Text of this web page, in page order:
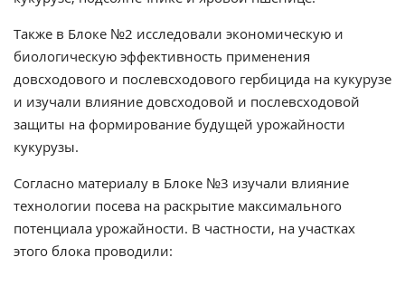
Также в Блоке №2 исследовали экономическую и
биологическую эффективность применения
довсходового и послевсходового гербицида на кукурузе
и изучали влияние довсходовой и послевсходовой
защиты на формирование будущей урожайности
кукурузы.
Согласно материалу в Блоке №3 изучали влияние
технологии посева на раскрытие максимального
потенциала урожайности. В частности, на участках
этого блока проводили: